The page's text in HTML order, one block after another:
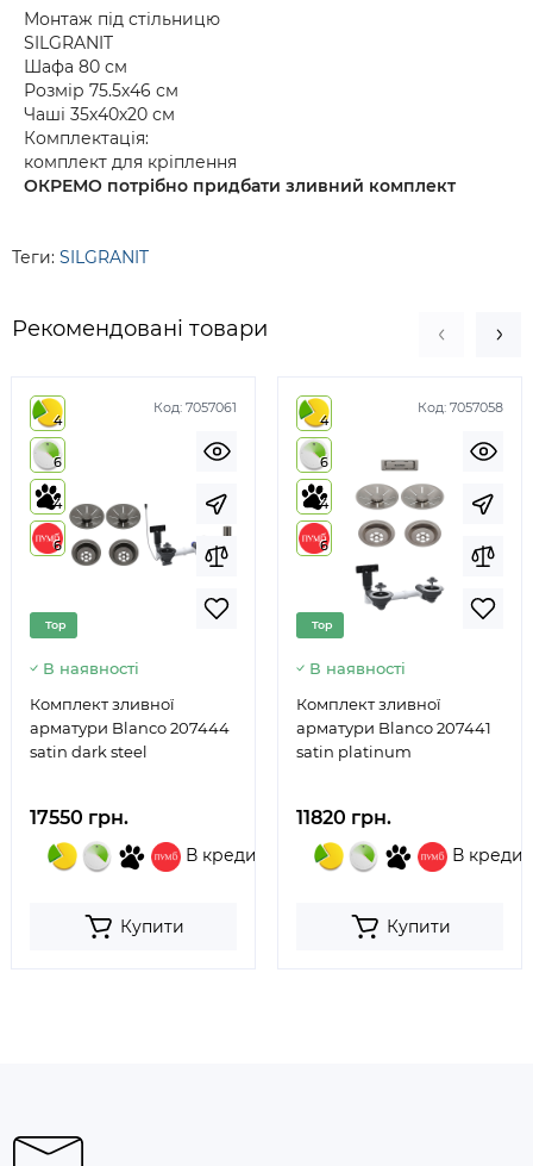
Монтаж під стільницю
SILGRANIT
Шафа 80 см
Розмір 75.5х46 см
Чаші 35х40х20 см
Комплектація:
комплект для кріплення
ОКРЕМО потрібно придбати зливний комплект
Теги: SILGRANIT
Рекомендовані товари
Код: 7057061
4
6
4
6
Top
В наявності
Комплект зливної
арматури Blanco 207444
satin dark steel
17550 грн.
В кредит
Купити
Код: 7057058
4
6
4
6
Top
В наявності
Комплект зливної
арматури Blanco 207441
satin platinum
11820 грн.
В кредит
Купити